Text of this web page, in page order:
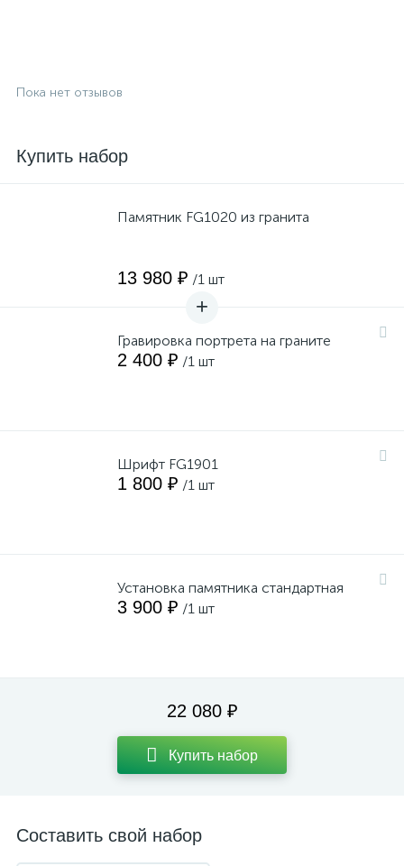
Пока нет отзывов
Купить набор
Памятник FG1020 из гранита
13 980 ₽ /1 шт
Гравировка портрета на граните
2 400 ₽ /1 шт
Шрифт FG1901
1 800 ₽ /1 шт
Установка памятника стандартная
3 900 ₽ /1 шт
22 080 ₽
Купить набор
Составить свой набор